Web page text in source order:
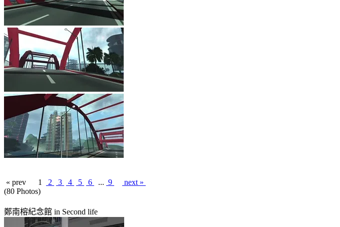
« prev 1 2 3 4 5 6 ... 9
next »
(80 Photos)
鄭南榕紀念館 in Second life